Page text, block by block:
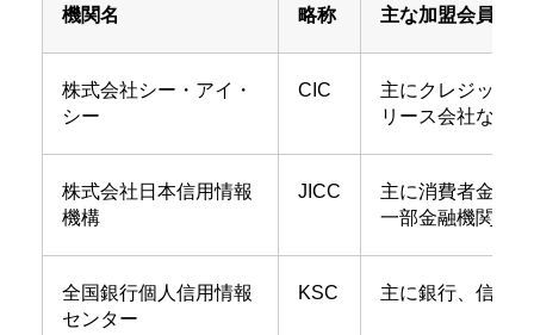
機関名 略称 主な加盟会員
株式会社シー・アイ・
シー
CIC
主にクレジット
リース会社など
株式会社日本信用情報
機構
JICC
主に消費者金融
一部金融機関など
全国銀行個人信用情報
センター
KSC 主に銀行、信用